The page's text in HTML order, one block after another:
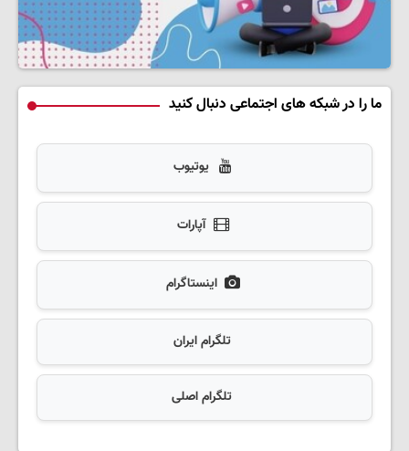
ما را در شبکه های اجتماعی دنبال کنید
یوتیوب
آپارات
اینستاگرام
تلگرام ایران
تلگرام اصلی